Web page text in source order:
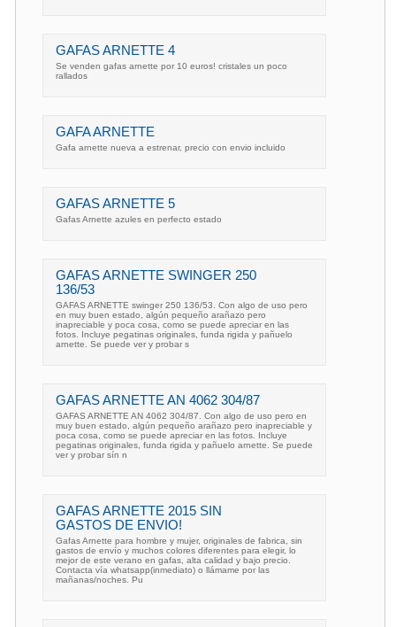
GAFAS ARNETTE 4
Se venden gafas arnette por 10 euros! cristales un poco
rallados
GAFA ARNETTE
Gafa arnette nueva a estrenar, precio con envio incluido
GAFAS ARNETTE 5
Gafas Arnette azules en perfecto estado
GAFAS ARNETTE SWINGER 250
136/53
GAFAS ARNETTE swinger 250 136/53. Con algo de uso pero
en muy buen estado, algún pequeño arañazo pero
inapreciable y poca cosa, como se puede apreciar en las
fotos. Incluye pegatinas originales, funda rigida y pañuelo
arnette. Se puede ver y probar s
GAFAS ARNETTE AN 4062 304/87
GAFAS ARNETTE AN 4062 304/87. Con algo de uso pero en
muy buen estado, algún pequeño arañazo pero inapreciable y
poca cosa, como se puede apreciar en las fotos. Incluye
pegatinas originales, funda rigida y pañuelo arnette. Se puede
ver y probar sín n
GAFAS ARNETTE 2015 SIN
GASTOS DE ENVIO!
Gafas Arnette para hombre y mujer, originales de fabrica, sin
gastos de envío y muchos colores diferentes para elegir, lo
mejor de este verano en gafas, alta calidad y bajo precio.
Contacta vía whatsapp(inmediato) o llámame por las
mañanas/noches. Pu